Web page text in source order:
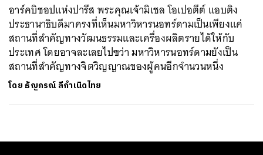
อาร์คบิชอปแห่งปารีส พระคุณเจ้ามิเชล โอเปอตีต์ แอบติง
ประธานาธิบดีมาครงที่เห็นมหาวิหารนอทร์ดามเป็นเพียงแค่
สถานที่สำคัญทางวัฒนธรรมและเครื่องผลิตรายได้ให้กับ
ประเทศ โดยอาจละเลยไปฃว่า มหาวิหารนอทร์ดามยังเป็น
สถานที่สำคัญทางจิตวิญญาณของผู้คนอีกจำนวนหนึ่ง
โดย ธัญภรณ์ ลีกำเนิดไทย